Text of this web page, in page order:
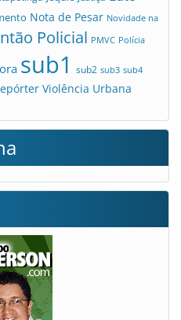
Nota de Pesar Novidade na
Policial PMVC Polícia
sub1 sub2 sub3 sub4
Violência Urbana